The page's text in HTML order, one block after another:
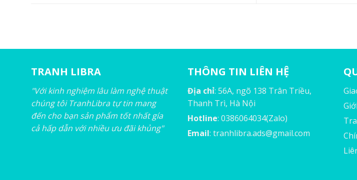
TRANH LIBRA
"Với kinh nghiệm lâu làm nghệ thuật
chúng tôi TranhLibra tự tin mang
đến cho bạn sản phẩm tốt nhất gía
cả hấp dẫn với nhiều ưu đãi khủng"
THÔNG TIN LIÊN HỆ
Địa chỉ: 56A, ngõ 138 Trân Triều,
Thanh Trì, Hà Nội
Hotline: 0386064034(Zalo)
Email: tranhlibra.ads@gmail.com